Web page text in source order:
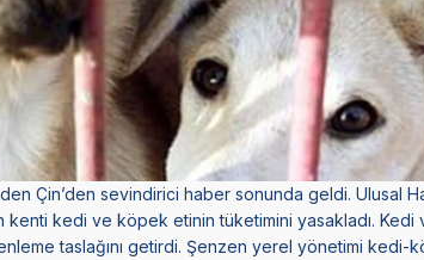
Çin’den sevindirici haber sonunda geldi. Ulusal
kenti kedi ve köpek etinin tüketimini yasakladı.
taslağını getirdi. Şenzen yerel yönetimi kedi-